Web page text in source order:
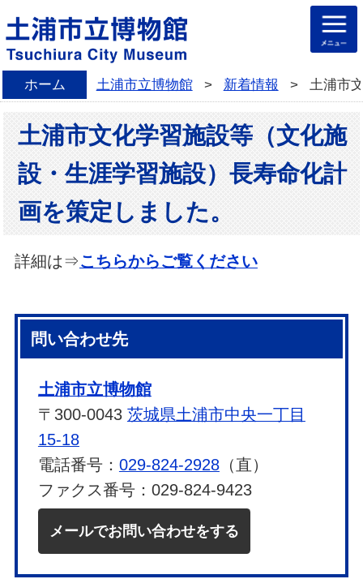
ホーム 土浦市立博物館 > 新着情報 > 土浦市
土浦市文化学習施設等（文化施
設・生涯学習施設）長寿命化計
画を策定しました。
詳細は⇒こちらからご覧ください
問い合わせ先
土浦市立博物館
〒300-0043 茨城県土浦市中央一丁目
15-18
電話番号： 029-824-2928（直）
ファクス番号：029-824-9423
メールでお問い合わせをする